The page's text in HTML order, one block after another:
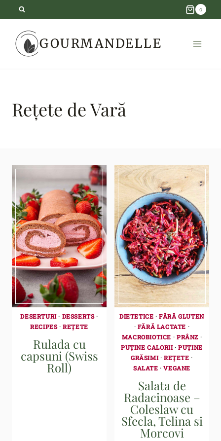
content
0
GOURMANDELLE
Rețete de Vară
DESERTURI· DESSERTS·
RECIPES·REȚETE
Rulada cu
capsuni (Swiss
Roll)
DIETETICE ·FĂRĂ GLUTEN
· FĂRĂ LACTATE ·
MACROBIOTICE · PRÂNZ·
PUȚINE CALORII·PUȚINE
GRĂSIMI·REȚETE ·
SALATE ·VEGANE
Salata de
Radacinoase –
Coleslaw cu
Sfecla, Telina si
Morcovi